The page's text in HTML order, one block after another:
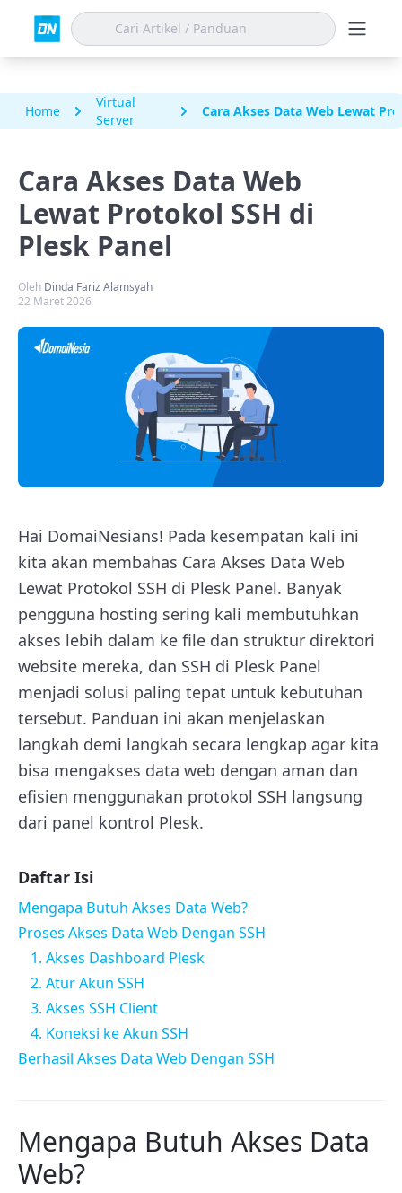
Home
Virtual
Server
Cara Akses Data Web Lewat
Cara Akses Data Web
Lewat Protokol SSH di
Plesk Panel
Oleh Dinda Fariz Alamsyah
22 Maret 2026
Hai DomaiNesians! Pada kesempatan kali ini
kita akan membahas Cara Akses Data Web
Lewat Protokol SSH di Plesk Panel. Banyak
pengguna hosting sering kali membutuhkan
akses lebih dalam ke file dan struktur direktori
website mereka, dan SSH di Plesk Panel
menjadi solusi paling tepat untuk kebutuhan
tersebut. Panduan ini akan menjelaskan
langkah demi langkah secara lengkap agar kita
bisa mengakses data web dengan aman dan
efisien menggunakan protokol SSH langsung
dari panel kontrol Plesk.
Daftar Isi
Mengapa Butuh Akses Data Web?
Proses Akses Data Web Dengan SSH
1. Akses Dashboard Plesk
2. Atur Akun SSH
3. Akses SSH Client
4. Koneksi ke Akun SSH
Berhasil Akses Data Web Dengan SSH
Mengapa Butuh Akses Data
Web?